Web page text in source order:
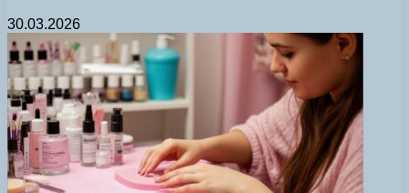
30.03.2026